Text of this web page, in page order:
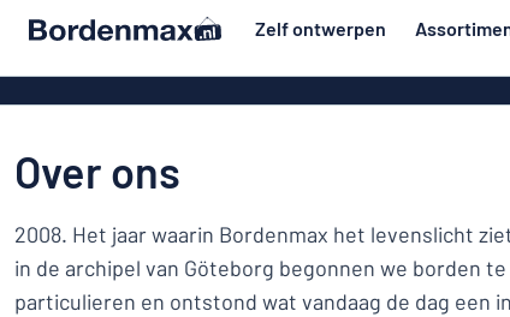
hoofdinhoud Zelf ontwerpen
Huis en thuis
Verkeer en voertuigen
Naambadges
van
Houten
Populairst
Materiaal
Deur
menu
uw bord hier
Over ons
2008. Het jaar waarin Bordenmax het levenslicht
in de archipel van Göteborg begonnen we borden
particulieren en ontstond wat vandaag de dag een